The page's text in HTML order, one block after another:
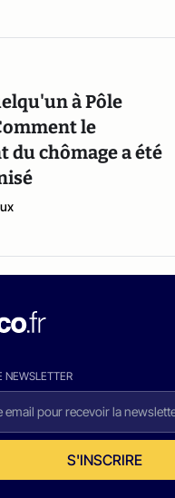
à Pôle
le
du chômage a été
NEWSLETTER
S'INSCRIRE